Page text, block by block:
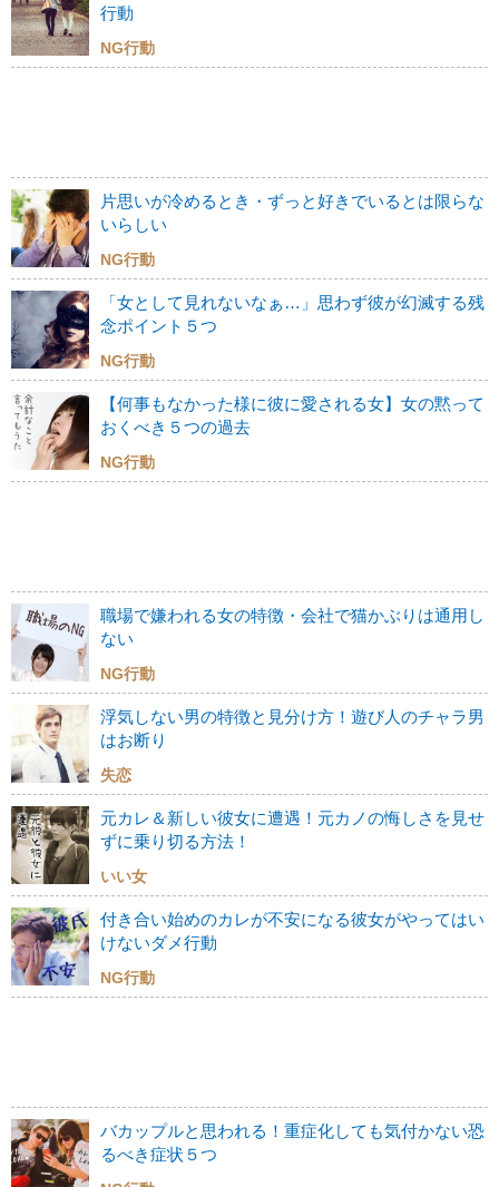
行動
NG行動
片思いが冷めるとき・ずっと好きでいるとは限らな
いらしい
NG行動
「女として見れないなぁ…」思わず彼が幻滅する残
念ポイント５つ
NG行動
【何事もなかった様に彼に愛される女】女の黙って
おくべき５つの過去
NG行動
職場で嫌われる女の特徴・会社で猫かぶりは通用し
ない
NG行動
浮気しない男の特徴と見分け方！遊び人のチャラ男
はお断り
失恋
元カレ＆新しい彼女に遭遇！元カノの悔しさを見せ
ずに乗り切る方法！
いい女
付き合い始めのカレが不安になる彼女がやってはい
けないダメ行動
NG行動
バカップルと思われる！重症化しても気付かない恐
るべき症状５つ